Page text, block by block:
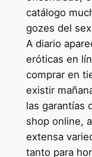
catálogo
gozes del
A diario
eróticas en
comprar en
existir
las garantías
shop online,
extensa
tanto para